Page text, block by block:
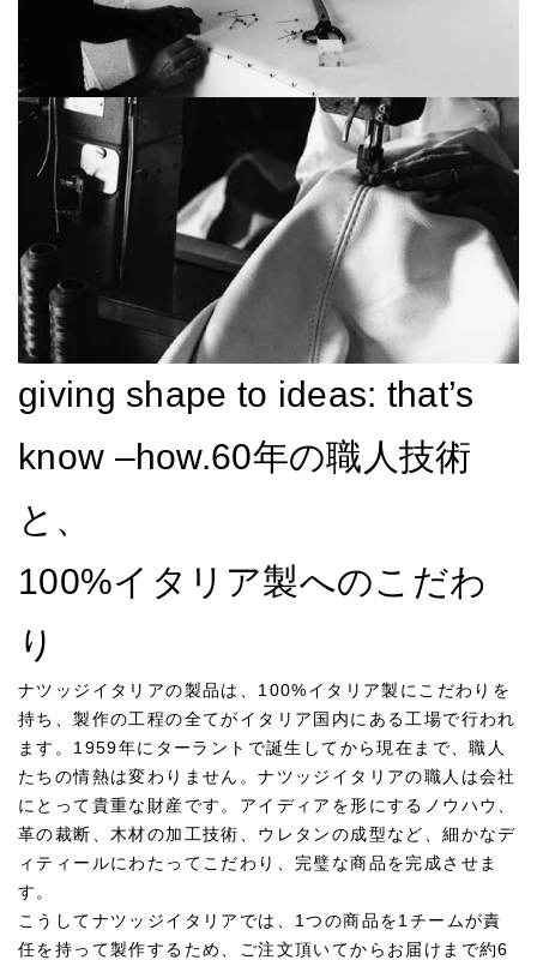
giving shape to ideas: that’s
know –how.60年の職人技術
と、
100%イタリア製へのこだわ
り
ナツッジイタリアの製品は、100%イタリア製にこだわりを
持ち、製作の工程の全てがイタリア国内にある工場で行われ
ます。1959年にターラントで誕生してから現在まで、職人
たちの情熱は変わりません。ナツッジイタリアの職人は会社
にとって貴重な財産です。アイディアを形にするノウハウ、
革の裁断、木材の加工技術、ウレタンの成型など、細かなデ
ィティールにわたってこだわり、完璧な商品を完成させま
す。
こうしてナツッジイタリアでは、1つの商品を1チームが責
任を持って製作するため、ご注文頂いてからお届けまで約6